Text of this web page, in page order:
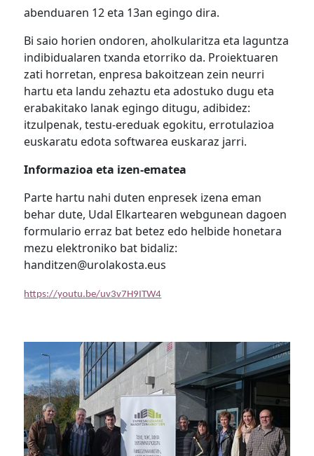
abenduaren 12 eta 13an egingo dira.
Bi saio horien ondoren, aholkularitza eta laguntza
indibidualaren txanda etorriko da. Proiektuaren
zati horretan, enpresa bakoitzean zein neurri
hartu eta landu zehaztu eta adostuko dugu eta
erabakitako lanak egingo ditugu, adibidez:
itzulpenak, testu-ereduak egokitu, errotulazioa
euskaratu edota softwarea euskaraz jarri.
Informazioa eta izen-ematea
Parte hartu nahi duten enpresek izena eman
behar dute, Udal Elkartearen webgunean dagoen
formulario erraz bat betez edo helbide honetara
mezu elektroniko bat bidaliz:
handitzen@urolakosta.eus
https://youtu.be/uv3v7H9ITW4